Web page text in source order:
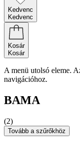
Kedvenc
Kedvenc
Kosár
Kosár
A menü utolsó eleme.
navigációhoz.
BAMA
(2)
Tovább a szűrőkhöz